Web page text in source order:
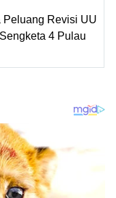
Peluang Revisi UU
4 Pulau